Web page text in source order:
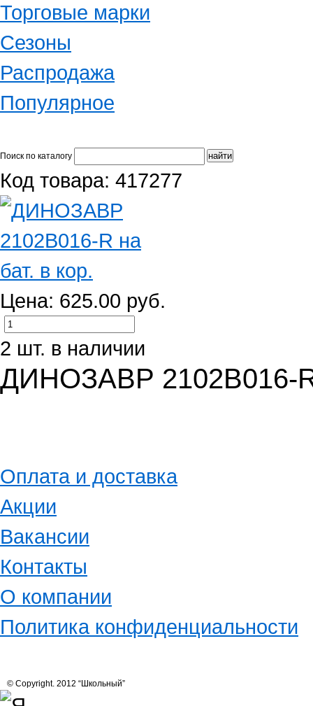
Торговые марки
Сезоны
Распродажа
Популярное
Поиск по каталогу
Код товара: 417277
Цена: 625.00 руб.
2 шт. в наличии
ДИНОЗАВР 2102B016-R
Оплата и доставка
Акции
Вакансии
Контакты
О компании
Политика конфиденциальности
© Copyright. 2012 “Школьный”